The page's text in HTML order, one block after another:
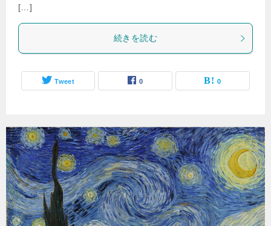
[…]
続きを読む
Tweet 0 0